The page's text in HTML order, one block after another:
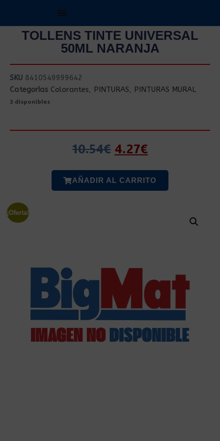
TOLLENS TINTE UNIVERSAL
50ML NARANJA
SKU 8410549999642
Categorías Colorantes, PINTURAS, PINTURAS MURAL
3 disponibles
10.54€ 4.27€
AÑADIR AL CARRITO
¡Oferta!